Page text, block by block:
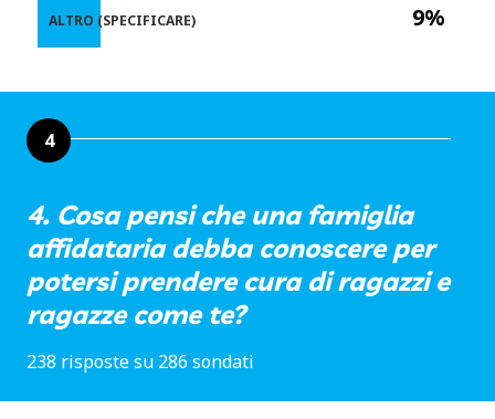
9%
ALTRO (SPECIFICARE)
4
4. Cosa pensi che una famiglia
affidataria debba conoscere per
potersi prendere cura di ragazzi e
ragazze come te?
238 risposte su 286 sondati